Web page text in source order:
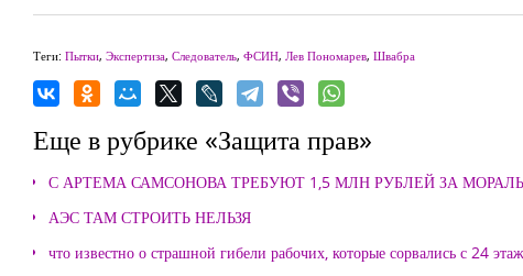
Теги: Пытки, Экспертиза, Следователь, ФСИН, Лев Пономарев, Швабра
Еще в рубрике «Защита прав»
С АРТЕМА САМСОНОВА ТРЕБУЮТ 1,5 МЛН РУБЛЕЙ ЗА
АЭС ТАМ СТРОИТЬ НЕЛЬЗЯ
что известно о страшной гибели рабочих, которые сорвались с 24